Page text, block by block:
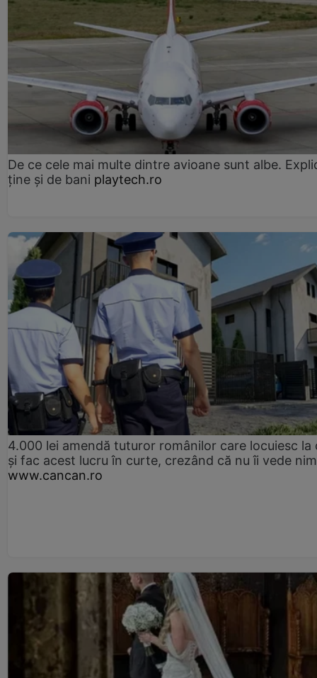
De ce cele mai multe dintre avioane sunt albe.
ține și de bani playtech.ro
4.000 lei amendă tuturor românilor care locuiesc la
și fac acest lucru în curte, crezând că nu îi vede
www.cancan.ro